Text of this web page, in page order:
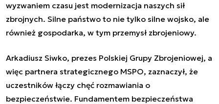
wyzwaniem czasu jest modernizacja naszych sił
zbrojnych. Silne państwo to nie tylko silne wojsko, ale
również gospodarka, w tym przemysł zbrojeniowy.
Arkadiusz Siwko, prezes Polskiej Grupy Zbrojeniowej, a
więc partnera strategicznego MSPO, zaznaczył, że
uczestników łączy chęć rozmawiania o
bezpieczeństwie. Fundamentem bezpieczeństwa